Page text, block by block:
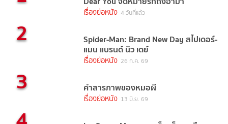
เรื่องย่อหนัง 4 วันที่แล้ว
2 Spider-Man: Brand New Day สไปเดอร์-
แมน แบรนด์ นิว เดย์
เรื่องย่อหนัง 26 ก.ค. 69
3 คำสารภาพของหมอผี
เรื่องย่อหนัง 13 มิ.ย. 69